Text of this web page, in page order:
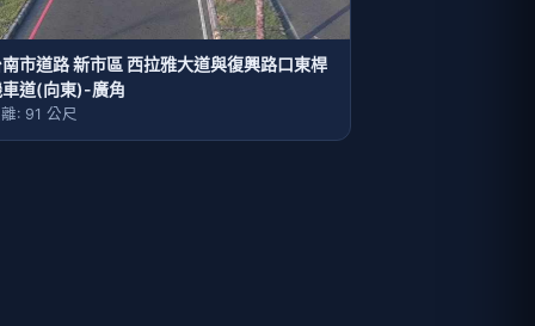
市道路 新市區 西拉雅大道與復興路口東桿
道(向東)-廣角
: 91 公尺